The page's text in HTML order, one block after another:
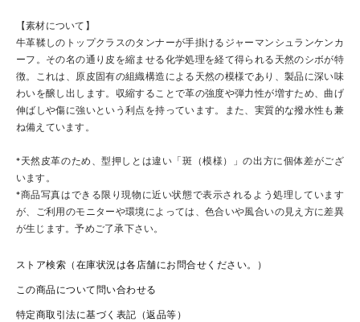
【素材について】
牛革鞣しのトップクラスのタンナーが手掛けるジャーマンシュランケンカ
ーフ。その名の通り皮を縮ませる化学処理を経て得られる天然のシボが特
徴。これは、原皮固有の組織構造による天然の模様であり、製品に深い味
わいを醸し出します。収縮することで革の強度や弾力性が増すため、曲げ
伸ばしや傷に強いという利点を持っています。また、実質的な撥水性も兼
ね備えています。
*天然皮革のため、型押しとは違い「斑（模様）」の出方に個体差がござ
います。
*商品写真はできる限り現物に近い状態で表示されるよう処理しています
が、ご利用のモニターや環境によっては、色合いや風合いの見え方に差異
が生じます。予めご了承下さい。
ストア検索（在庫状況は各店舗にお問合せください。）
この商品について問い合わせる
特定商取引法に基づく表記（返品等）